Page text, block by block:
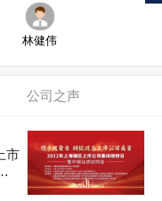
林健伟
公司之声
市